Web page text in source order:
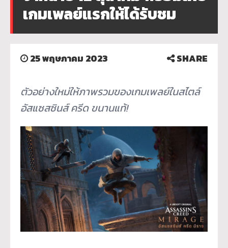
เกมเพลย์แรกให้ได้รับชม
25 พฤษภาคม 2023 SHARE
ตัวอย่างใหม่ให้ภาพรวมของเกมเพลย์ในสไตล์
อัสแซสซินส์ ครีด ขนานแท้!